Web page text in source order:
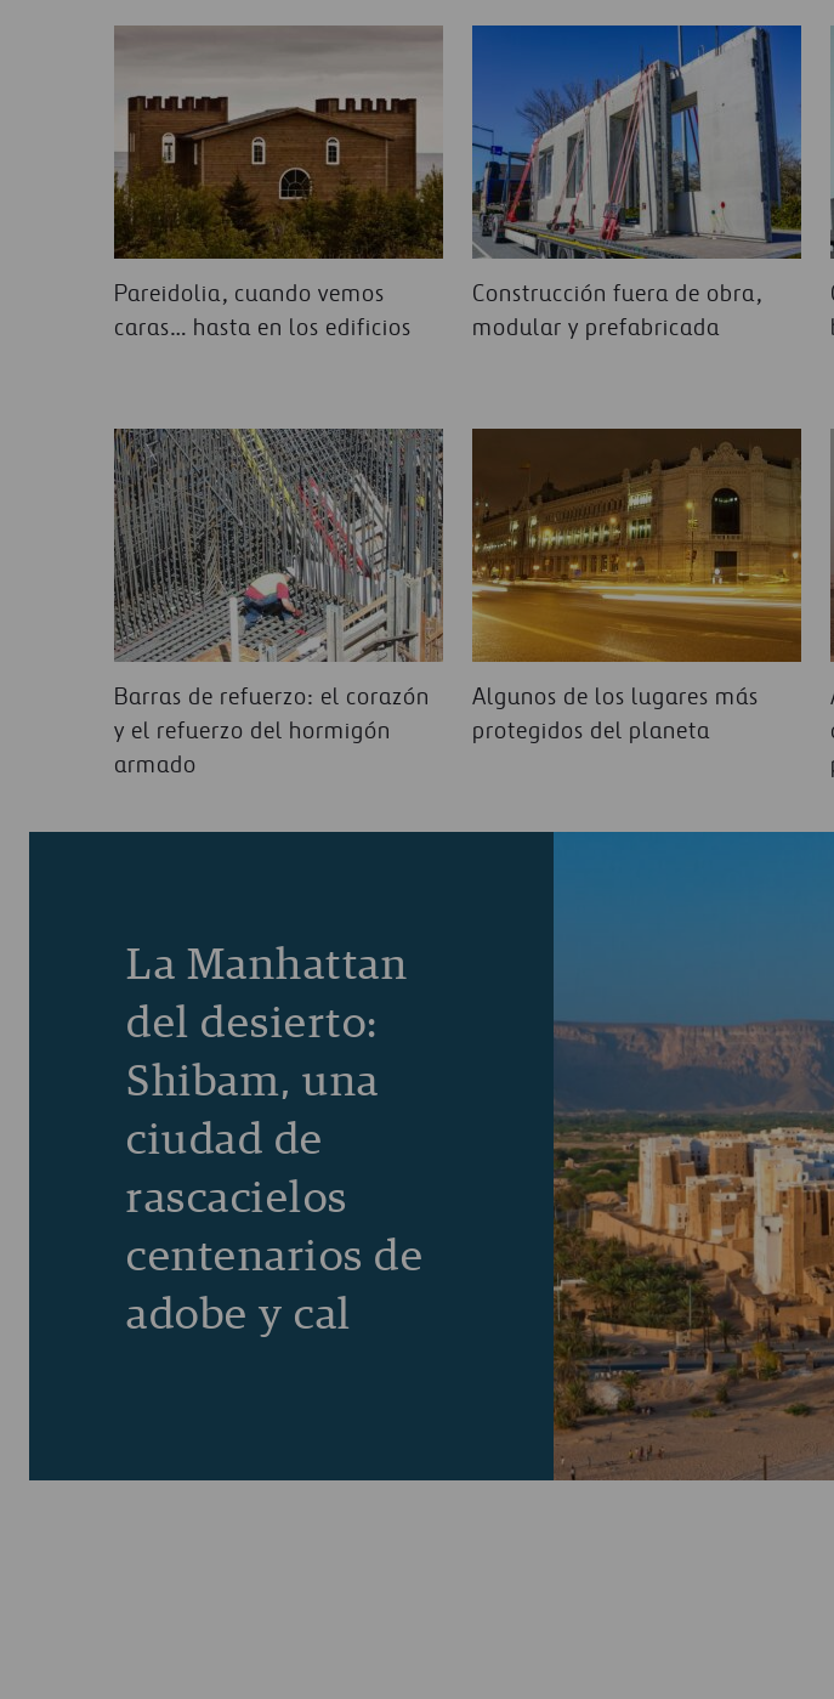
clave de esta especialización se la debemos, en gran medida, a un equipo
ingeniero sin igual, al que denominamos Oficina Técnica y se compone de
más de 100 especialistas que comparten su experiencia para poder seguir
construyendo y planteando diseños más innovadores y beneficiosos para
nuestra sociedad.
Pareidolia, cuando vemos
caras… hasta en los edificios
Construcción fuera de obra,
modular y prefabricada
Barras de refuerzo: el corazón
y el refuerzo del hormigón
armado
Algunos de los lugares más
protegidos del planeta
La Manhattan
del desierto:
Shibam, una
ciudad de
rascacielos
centenarios de
adobe y cal